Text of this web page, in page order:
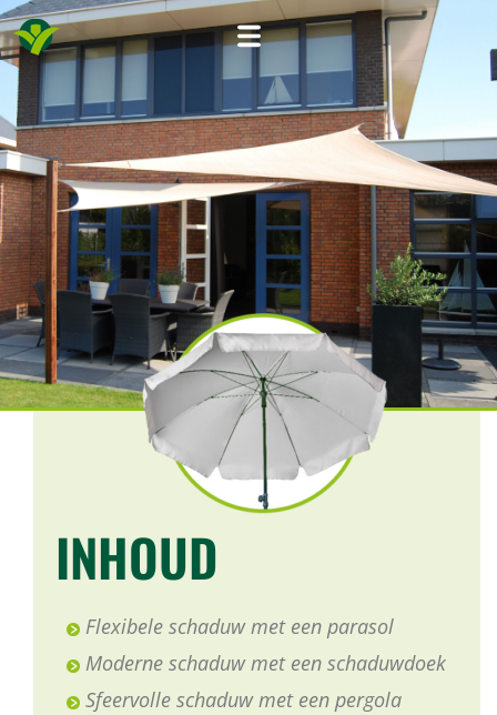
INHOUD
Flexibele schaduw met een parasol
Moderne schaduw met een schaduwdoek
Sfeervolle schaduw met een pergola